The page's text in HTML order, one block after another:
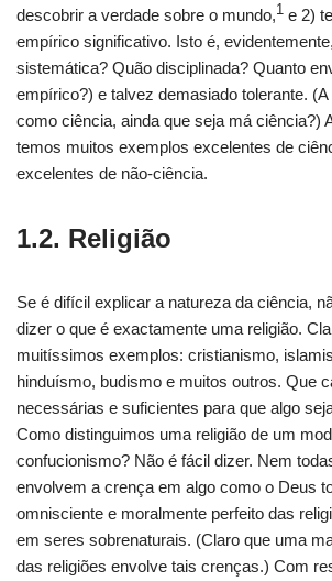
descobrir a verdade sobre o mundo,1 e 2)
empírico significativo. Isto é,
sistemática? Quão disciplinada? Quanto
empírico?) e talvez demasiado tolerante.
como ciência, ainda que seja má ciência?)
temos muitos exemplos excelentes de
excelentes de não-ciência.
1.2. Religião
Se é difícil explicar a natureza da ciência,
dizer o que é exactamente uma religião.
muitíssimos exemplos: cristianismo,
hinduísmo, budismo e muitos outros. Que
necessárias e suficientes para que algo
Como distinguimos uma religião de um
confucionismo? Não é fácil dizer. Nem
envolvem a crença em algo como o Deus
omnisciente e moralmente perfeito das
em seres sobrenaturais. (Claro que uma
das religiões envolve tais crenças.) Com